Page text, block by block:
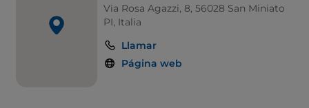
Via Rosa Agazzi, 8, 56028 San Miniato
PI, Italia
Llamar
Página web